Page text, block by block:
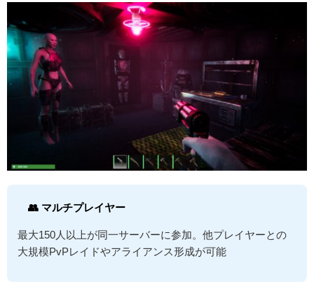
👥 マルチプレイヤー
最大150人以上が同一サーバーに参加。他プレイヤーとの
大規模PvPレイドやアライアンス形成が可能